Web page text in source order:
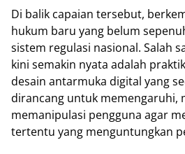
Di balik capaian tersebut,
hukum baru yang belum
sistem regulasi nasional. Salah
kini semakin nyata adalah
desain antarmuka digital yang
dirancang untuk memengaruhi,
memanipulasi pengguna agar
tertentu yang menguntungkan